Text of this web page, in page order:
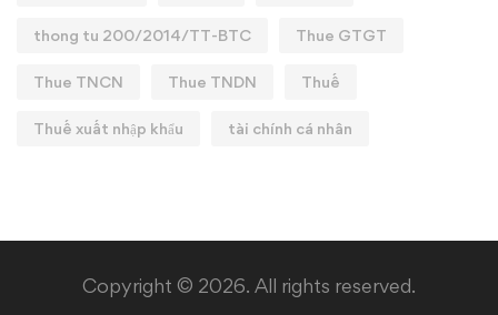
thong tu 200/2014/TT-BTC Thue GTGT
Thue TNCN Thue TNDN Thuế
Thuế xuất nhập khẩu tài chính cá nhân
Copyright © 2026. All rights reserved.